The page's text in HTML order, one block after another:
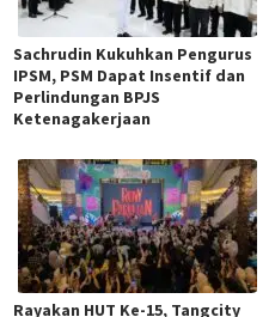
Sachrudin Kukuhkan Pengurus
IPSM, PSM Dapat Insentif dan
Perlindungan BPJS
Ketenagakerjaan
Rayakan HUT Ke-15, Tangcity